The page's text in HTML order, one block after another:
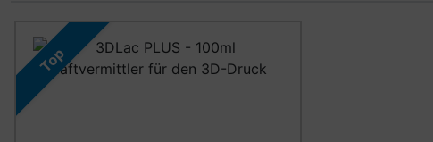
Es folgt ein Produktslider - navigieren Sie mit der Tab-Taste
Top